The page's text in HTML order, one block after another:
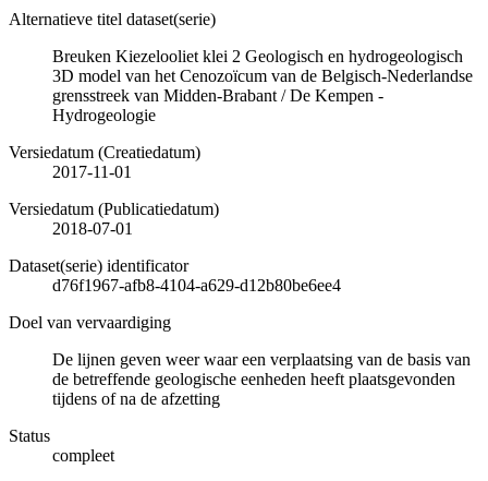
Alternatieve titel dataset(serie)
Breuken Kiezelooliet klei 2 Geologisch en hydrogeologisch
3D model van het Cenozoïcum van de Belgisch-Nederlandse
grensstreek van Midden-Brabant / De Kempen -
Hydrogeologie
Versiedatum (Creatiedatum)
2017-11-01
Versiedatum (Publicatiedatum)
2018-07-01
Dataset(serie) identificator
d76f1967-afb8-4104-a629-d12b80be6ee4
Doel van vervaardiging
De lijnen geven weer waar een verplaatsing van de basis van
de betreffende geologische eenheden heeft plaatsgevonden
tijdens of na de afzetting
Status
compleet